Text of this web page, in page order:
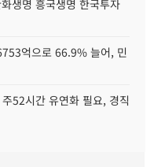
생명 흥국생명 한국투자
억으로 66.9% 늘어, 민
52시간 유연화 필요, 경직